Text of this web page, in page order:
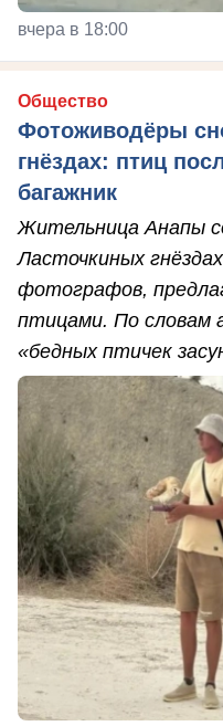
вчера в 18:00
Общество
Фотоживодёры
гнёздах: птиц
багажник
Жительница Анапы
Ласточкиных
фотографов,
птицами. По словам
«бедных птичек